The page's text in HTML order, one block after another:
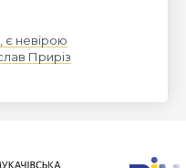
є невірою
Приріз